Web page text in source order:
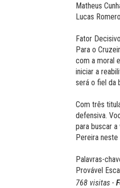
Matheus
Lucas
Fator Decisivo
Para o
com a moral
iniciar a
será o fiel da
Com três
defensiva.
para buscar
Pereira
Palavras-
Provável
768 visitas -